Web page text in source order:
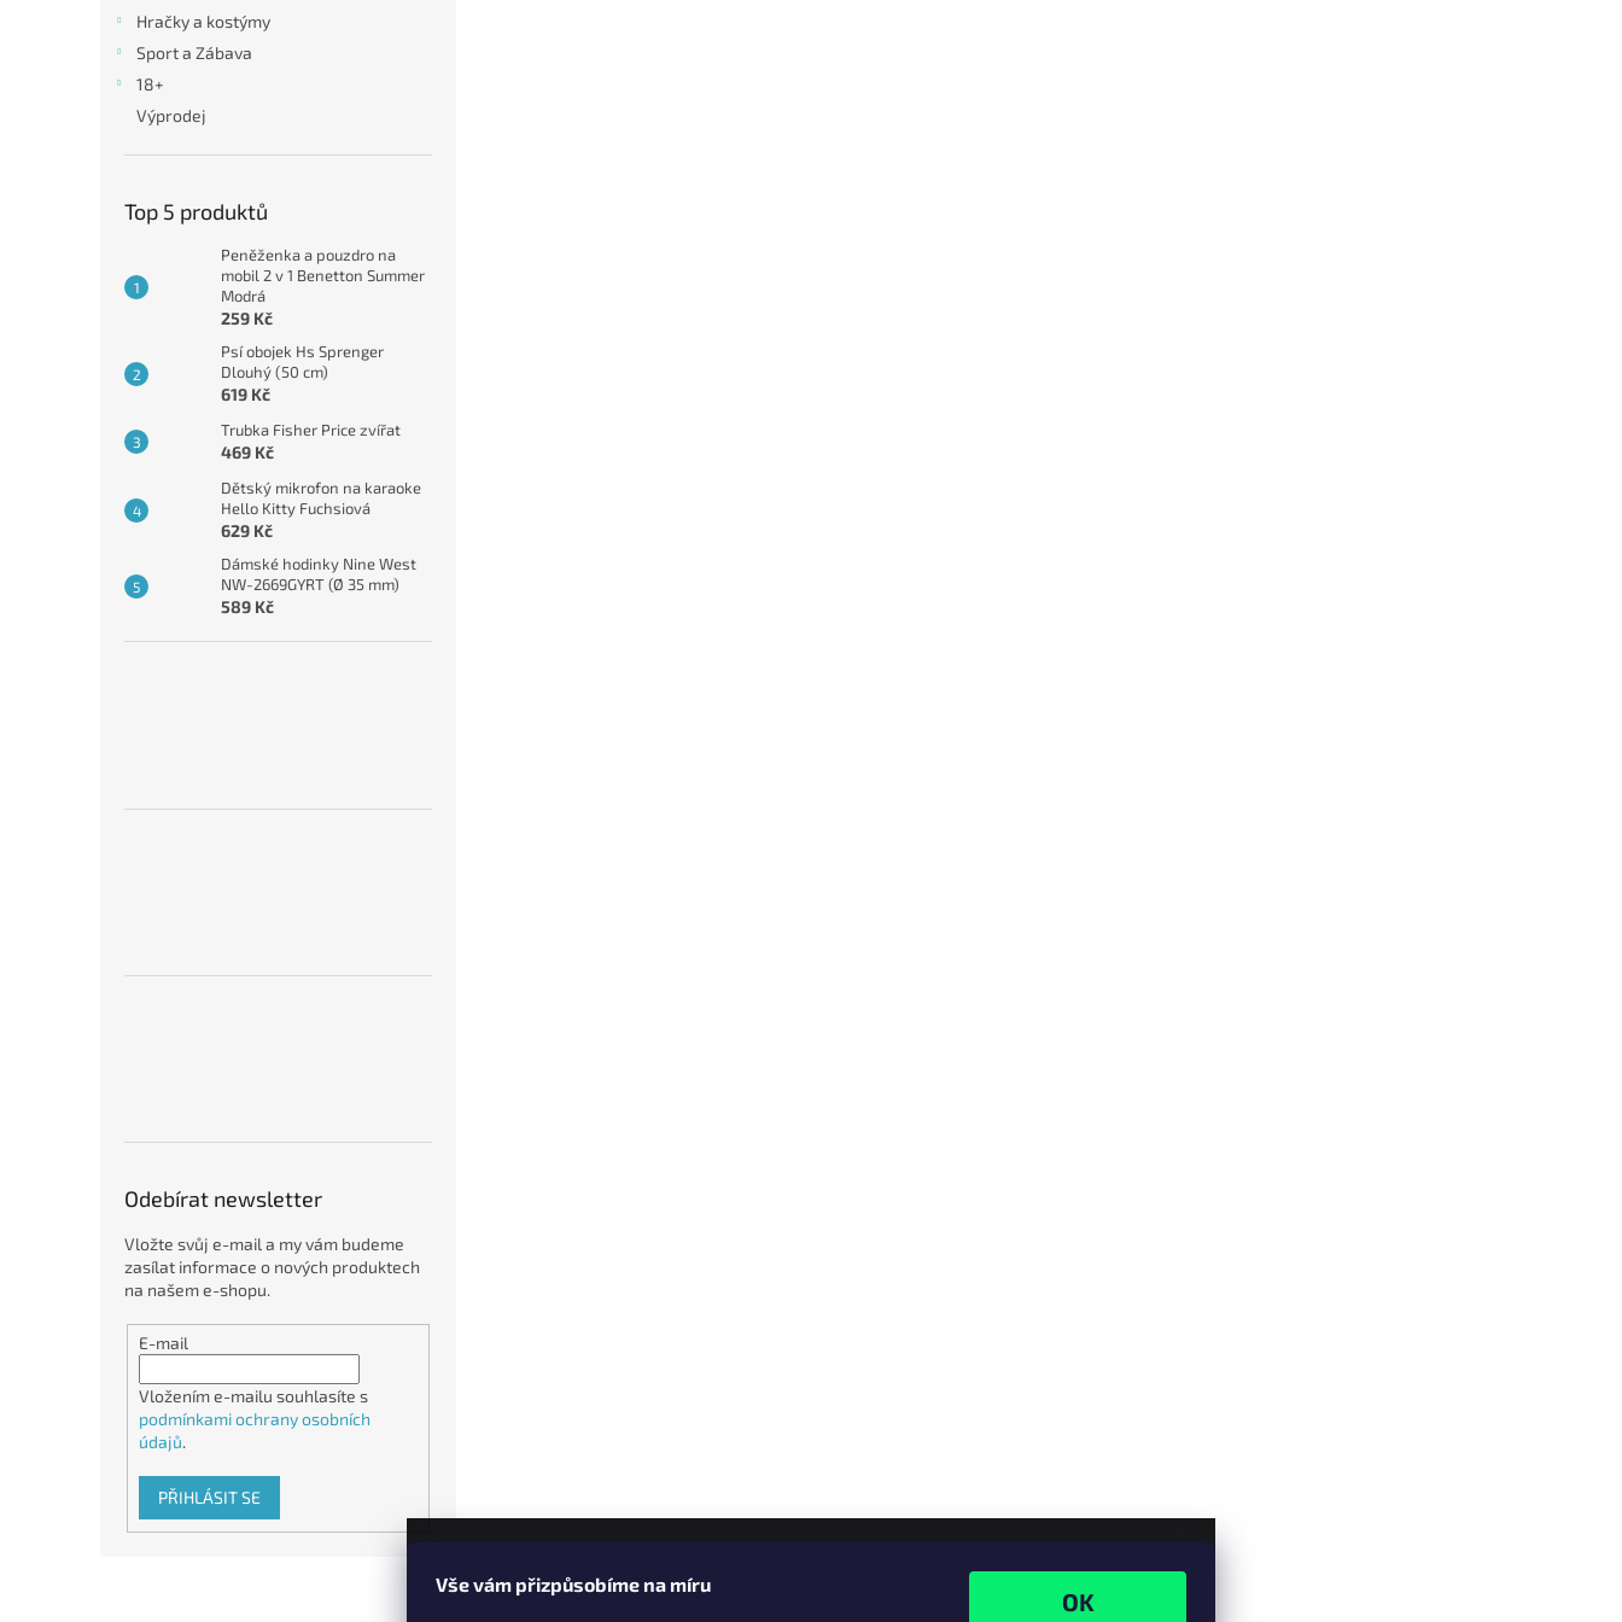
Vše vám přizpůsobíme na míru
Hračky a kostýmy
Sport a Zábava
18+
Výprodej
Top 5 produktů
Peněženka a pouzdro na
mobil 2 v 1 Benetton Summer
Modrá
259 Kč
Psí obojek Hs Sprenger
Dlouhý (50 cm)
619 Kč
Trubka Fisher Price zvířat
469 Kč
Dětský mikrofon na karaoke
Hello Kitty Fuchsiová
629 Kč
Dámské hodinky Nine West
NW-2669GYRT (Ø 35 mm)
589 Kč
Odebírat newsletter
Vložte svůj e-mail a my vám budeme
zasílat informace o nových produktech
na našem e-shopu.
E-mail
Vložením e-mailu souhlasíte s
podmínkami ochrany osobních
údajů.
PŘIHLÁSIT SE